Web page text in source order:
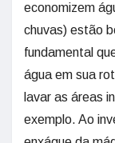
economizem
chuvas) estão
fundamental
água em sua
lavar as áreas
exemplo. Ao